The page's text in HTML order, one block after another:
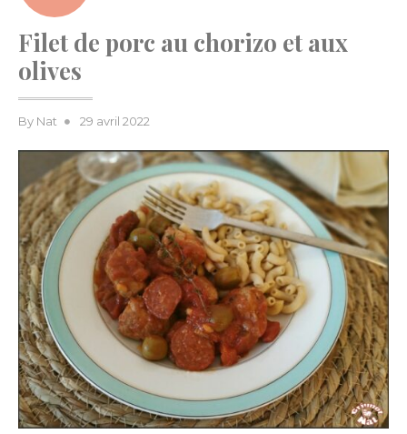
Filet de porc au chorizo et aux
olives
By Nat
Posted
29 avril 2022